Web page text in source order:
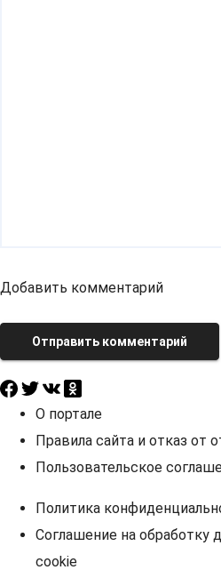
Добавить комментарий
Отправить комментарий
О портале
Правила сайта и отказ от
Пользовательское
Политика
Соглашение на обработку
cookie